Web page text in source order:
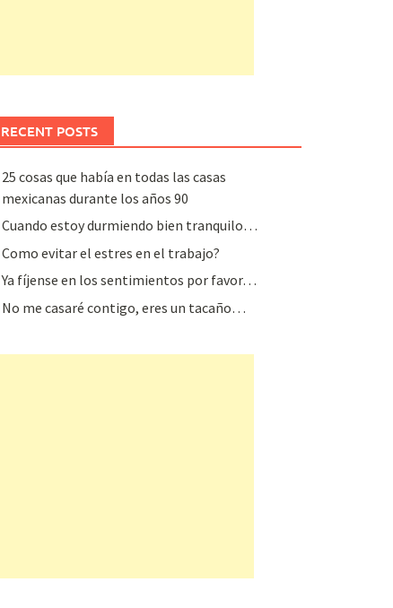
RECENT POSTS
25 cosas que había en todas las casas
mexicanas durante los años 90
Cuando estoy durmiendo bien tranquilo…
Como evitar el estres en el trabajo?
Ya fíjense en los sentimientos por favor…
No me casaré contigo, eres un tacaño…